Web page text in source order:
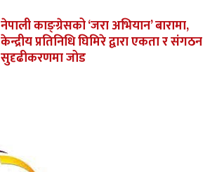
नेपाली काङ्ग्रेसको ‘जरा अभियान’ बारामा,
केन्द्रीय प्रतिनिधि घिमिरे द्वारा एकता र संगठन
सुदृढीकरणमा जोड